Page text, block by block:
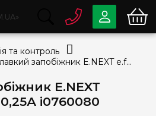
E.NEXT
i0760080
0 80033-63-07
Безкоштовно
info@e7.com.ua
044334-79-78
Viber Telegram
та контроль
Плавкий запобіжник E.NEXT e.fuse.NT0.25 0,25А i0760080